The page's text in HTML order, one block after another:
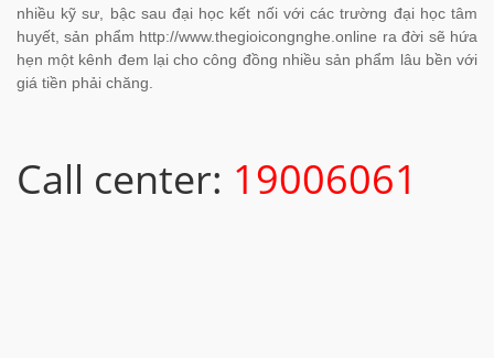
nhiều kỹ sư, bậc sau đại học kết nối với các trường đại học tâm
huyết, sản phẩm http://www.thegioicongnghe.online ra đời sẽ hứa
hẹn một kênh đem lại cho công đồng nhiều sản phẩm lâu bền với
giá tiền phải chăng.
Call center: 19006061